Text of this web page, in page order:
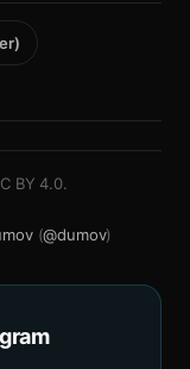
BY 4.0.
(@dumov)